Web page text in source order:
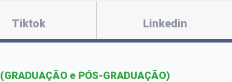
Tiktok Linkedin
(GRADUAÇÃO e PÓS-GRADUAÇÃO)